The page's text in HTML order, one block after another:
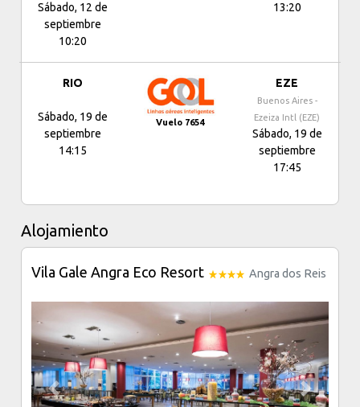
Sábado, 12 de
septiembre
10:20
13:20
RIO
Sábado, 19 de
septiembre
14:15
Vuelo 7654
EZE
Buenos Aires -
Ezeiza Intl (EZE)
Sábado, 19 de
septiembre
17:45
Alojamiento
Vila Gale Angra Eco Resort Angra dos Reis
Previous Next